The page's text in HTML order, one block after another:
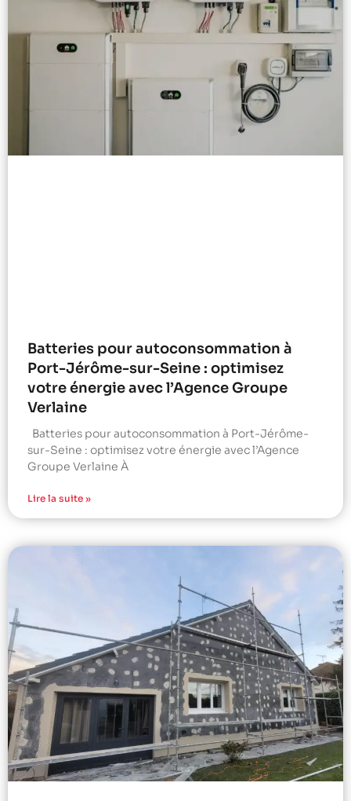
Batteries pour autoconsommation à
Port-Jérôme-sur-Seine : optimisez
votre énergie avec l’Agence Groupe
Verlaine
Batteries pour autoconsommation à Port-Jérôme-
sur-Seine : optimisez votre énergie avec l’Agence
Groupe Verlaine À
Lire la suite »